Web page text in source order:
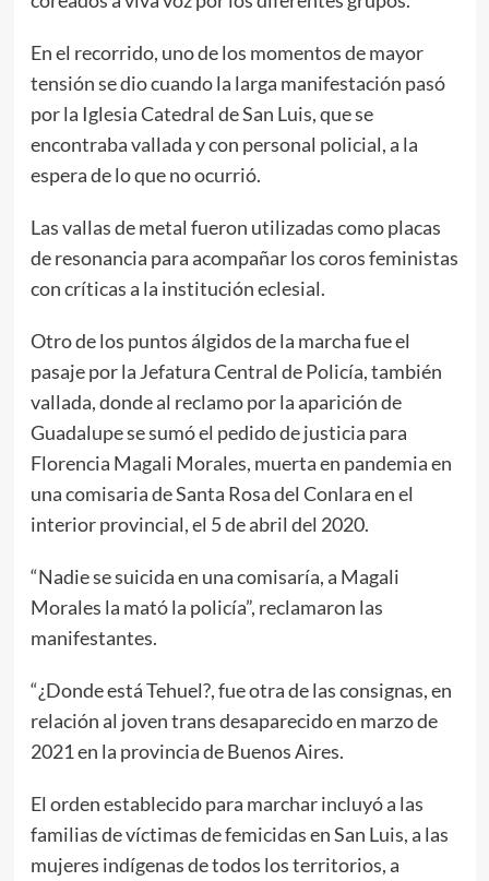
En el recorrido, uno de los momentos de mayor
tensión se dio cuando la larga manifestación pasó
por la Iglesia Catedral de San Luis, que se
encontraba vallada y con personal policial, a la
espera de lo que no ocurrió.
Las vallas de metal fueron utilizadas como placas
de resonancia para acompañar los coros feministas
con críticas a la institución eclesial.
Otro de los puntos álgidos de la marcha fue el
pasaje por la Jefatura Central de Policía, también
vallada, donde al reclamo por la aparición de
Guadalupe se sumó el pedido de justicia para
Florencia Magali Morales, muerta en pandemia en
una comisaria de Santa Rosa del Conlara en el
interior provincial, el 5 de abril del 2020.
“Nadie se suicida en una comisaría, a Magali
Morales la mató la policía”, reclamaron las
manifestantes.
“¿Donde está Tehuel?, fue otra de las consignas, en
relación al joven trans desaparecido en marzo de
2021 en la provincia de Buenos Aires.
El orden establecido para marchar incluyó a las
familias de víctimas de femicidas en San Luis, a las
mujeres indígenas de todos los territorios, a